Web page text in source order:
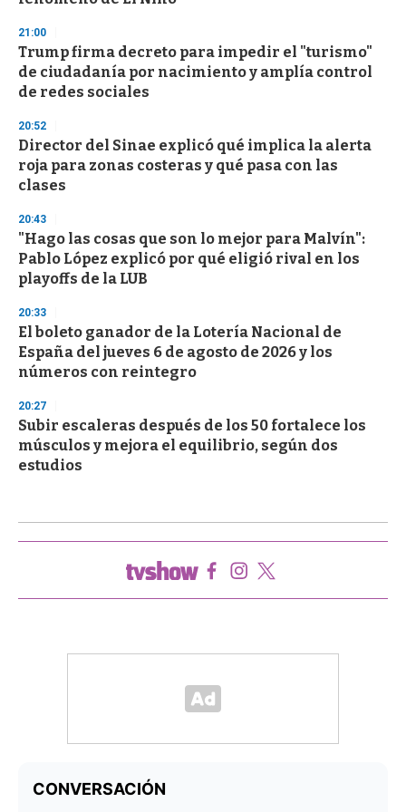
21:00
Trump firma decreto para impedir el "turismo"
de ciudadanía por nacimiento y amplía control
de redes sociales
20:52
Director del Sinae explicó qué implica la alerta
roja para zonas costeras y qué pasa con las
clases
20:43
"Hago las cosas que son lo mejor para Malvín":
Pablo López explicó por qué eligió rival en los
playoffs de la LUB
20:33
El boleto ganador de la Lotería Nacional de
España del jueves 6 de agosto de 2026 y los
números con reintegro
20:27
Subir escaleras después de los 50 fortalece los
músculos y mejora el equilibrio, según dos
estudios